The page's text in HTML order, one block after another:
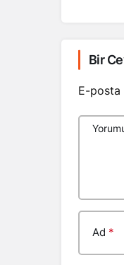
Bir
E-posta
Ad *